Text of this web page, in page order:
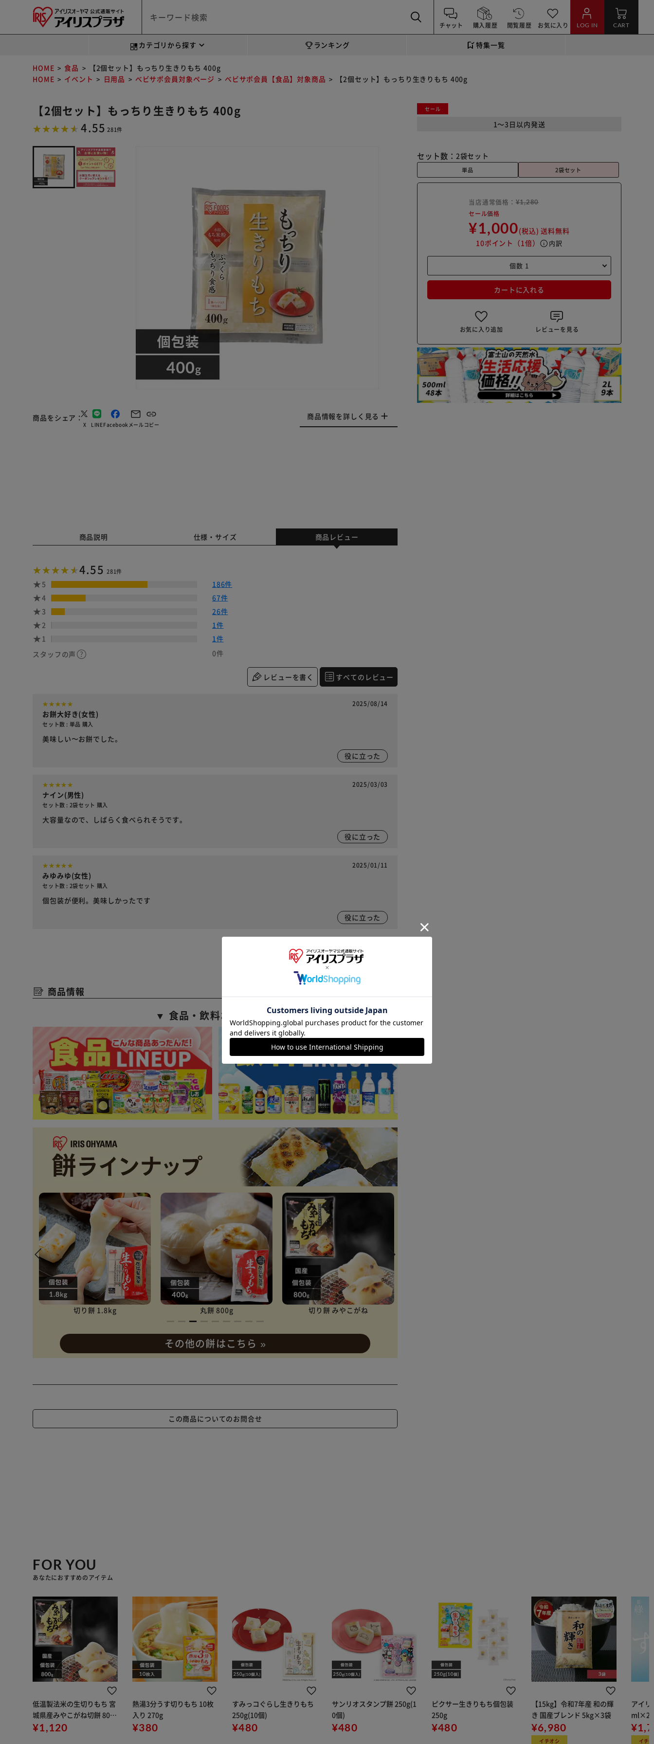
チャット 購入履歴 閲覧履歴 お気に入り LOG IN CART
カテゴリから探す ランキング 特集一覧
HOME 食品
【2個セット】もっちり生きりもち 400g
HOME
イベント 日用品 べビサポ会員対象ページ べビサポ会員【食品】対象商品 【2個セット】もっちり生きりもち 400g
【2個セット】もっちり生きりもち 400g
4.55 281件
商品をシェア
X LINEFacebook メールコピー
商品情報を詳しく見る
セール
1～3日以内発送
セット数： 2袋セット
単品 2袋セット
当店通常価格：¥1,280
セール価格
¥1,000(税込) 送料無料
10ポイント （1倍） info 内訳
カートに入れる
お気に入り追加 レビューを見る
商品説明 仕様・サイズ 商品レビュー
4.55 281件
5
186件
4
67件
3
26件
2
1件
1
1件
スタッフの声
0件
レビューを書く すべてのレビュー
2025/08/14
お餅大好き(女性)
セット数 : 単品 購入
美味しい〜お餅でした。
役に立った
2025/03/03
ナイン(男性)
セット数 : 2袋セット 購入
大容量なので、しばらく食べられそうです。
役に立った
2025/01/11
みゆみゆ(女性)
セット数 : 2袋セット 購入
個包装が便利。美味しかったです
役に立った
商品情報
▼ 食品・飲料おすすめ ▼
切り餅 1.8kg 丸餅 800g 切り餅 みやこがね
その他の餅はこちら »
この商品についてのお問合せ
FOR YOU
あなたにおすすめのアイテム
低温製法米の生切りもち 宮
城県産みやこがね切餅 800
g
¥1,120
熱湯3分うす切りもち 10枚
入り 270g
¥380
すみっコぐらし生きりもち
250g(10個)
¥480
サンリオスタンプ餅 250g(1
0個)
¥480
ピクサー生きりもち個包装
250g
¥480
【15kg】令和7年産 和の輝
き 国産ブレンド 5kg×3袋
¥6,980
イチオシ
アイリ
ml×24
用
イチ
※ご確認ください